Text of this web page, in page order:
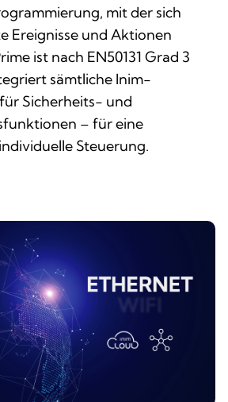
mit der sich
Ereignisse und Aktionen
ist nach EN50131 Grad 3
sämtliche Inim-
Sicherheits- und
– für eine
Steuerung.